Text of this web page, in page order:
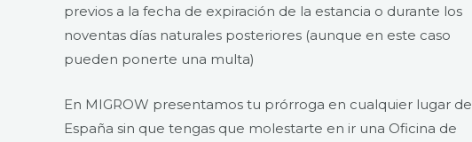
previos a la fecha de expiración de la estancia o durante los
noventas días naturales posteriores (aunque en este caso
pueden ponerte una multa)
En MIGROW presentamos tu prórroga en cualquier lugar de
España sin que tengas que molestarte en ir una Oficina de